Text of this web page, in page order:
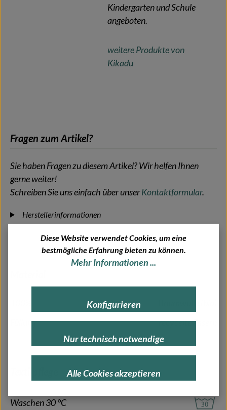
Kindergarten und Schule
angeboten.
weitere Produkte von
Kikadu
Fragen zum Artikel?
Sie haben Fragen zu diesem Artikel? Wir helfen Ihnen
gerne weiter!
Schreiben Sie uns einfach über unserKontaktformular.
Herstellerinformationen
Füllung
recycelte Fasern
Waschen 30 °C
Diese Website verwendet Cookies, um eine
bestmögliche Erfahrung bieten zu können.
Mehr Informationen ...
Alle Cookies akzeptieren
Konfigurieren
Nur technisch notwendige